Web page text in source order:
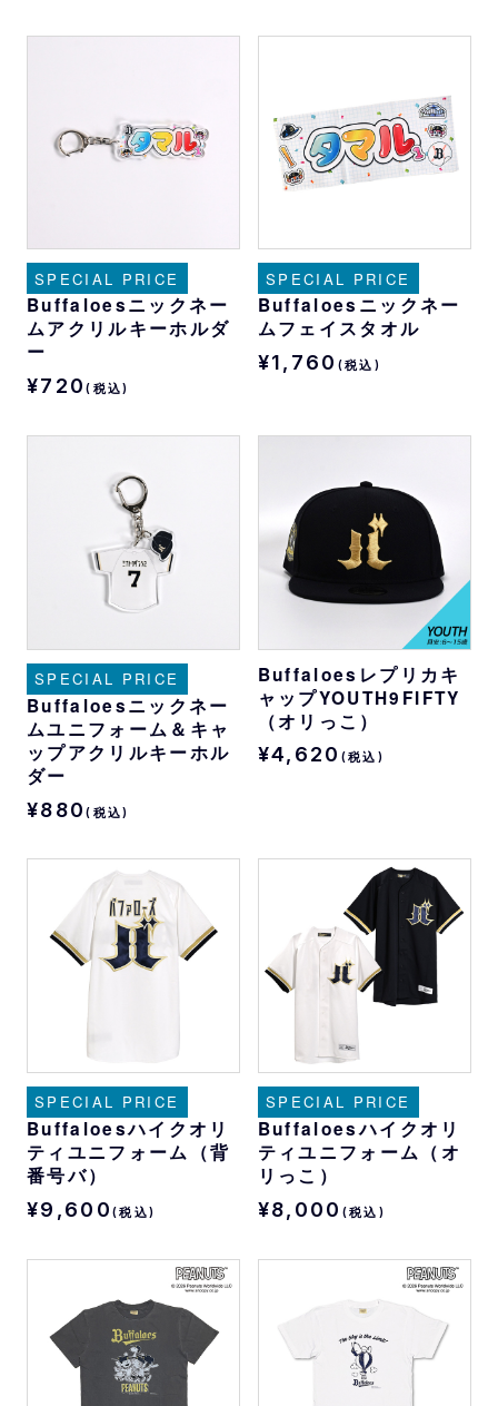
SPECIAL PRICE
Buffaloesニックネー
ムアクリルキーホルダ
ー
¥720(税込)
SPECIAL PRICE
Buffaloesニックネー
ムフェイスタオル
¥1,760 (税込)
SPECIAL PRICE
Buffaloesニックネー
ムユニフォーム＆キャ
ップアクリルキーホル
ダー
¥880(税込)
Buffaloesレプリカキ
ャップYOUTH9FIFTY
（オリっこ）
¥4,620 (税込)
SPECIAL PRICE
Buffaloesハイクオリ
ティユニフォーム（背
番号バ）
¥9,600 (税込)
SPECIAL PRICE
Buffaloesハイクオリ
ティユニフォーム（オ
リっこ）
¥8,000 (税込)